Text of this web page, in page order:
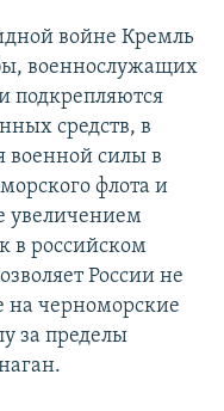
войне Кремль
военнослужащих
подкрепляются
средств, в
военной силы в
флота и
увеличением
в российском
России не
на черноморские
за пределы